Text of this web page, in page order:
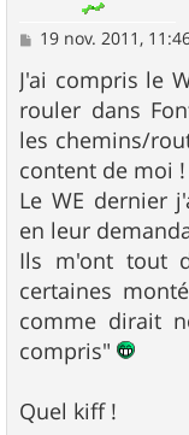
M
s
s
a
g
e
19 nov. 2011,
J'ai compris le
rouler dans
les chemins/
content de moi !
Le WE dernier
en leur
Ils m'ont tout
certaines
comme dirait
compris"
Quel kiff !